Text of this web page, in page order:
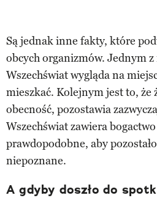
Są jednak inne fakty, które
obcych organizmów. Jednym z
Wszechświat wygląda na
mieszkać. Kolejnym jest to, że
obecność, pozostawia
Wszechświat zawiera
prawdopodobne, aby
niepoznane.
A gdyby doszło do